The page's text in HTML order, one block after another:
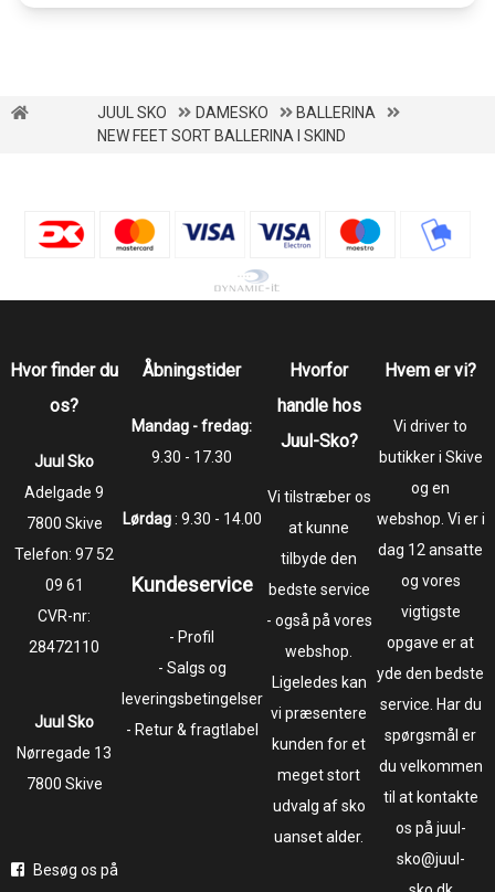
JUUL SKO DAMESKO
BALLERINA
NEW FEET SORT BALLERINA I SKIND
Hvor finder du
os?
Juul Sko
​​​​​​​Adelgade 9
7800 Skive
Telefon:97 52
09 61
CVR-nr:
28472110
Juul Sko
​​​​​​​Nørregade 13
7800 Skive
Besøg os på
Åbningstider
Mandag - fredag:
9.30 - 17.30
Lørdag: 9.30 - 14.00
Kundeservice
- Profil
- Salgs og
leveringsbetingelser
- Retur & fragtlabel
Hvorfor
handle hos
Juul-Sko?
Vi tilstræber os
at kunne
tilbyde den
bedste service
- også på vores
webshop.
Ligeledes kan
vi præsentere
kunden for et
meget stort
udvalg af sko
uanset alder.
Hvem er vi?
Vi driver to
butikker i Skive
og en
webshop. Vi er i
dag 12 ansatte
og vores
vigtigste
opgave er at
yde den bedste
service. Har du
spørgsmål er
du velkommen
til at kontakte
os på juul-
sko@juul-